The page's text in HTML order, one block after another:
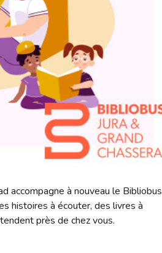
accompagne à nouveau le Bibliobus
histoires à écouter, des livres à
près de chez vous.